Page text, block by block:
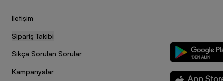
İletişim
Sipariş Takibi
Sıkça Sorulan Sorular
Kampanyalar